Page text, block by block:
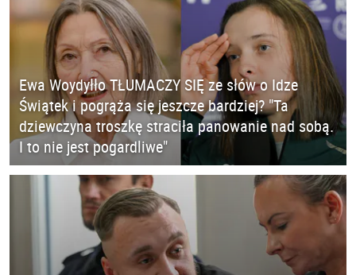
Ewa Woydyłło TŁUMACZY SIĘ ze słów o Idze
Świątek i pogrąża się jeszcze bardziej? "Ta
dziewczyna troszkę straciła panowanie nad sobą.
I to nie jest pogardliwe"